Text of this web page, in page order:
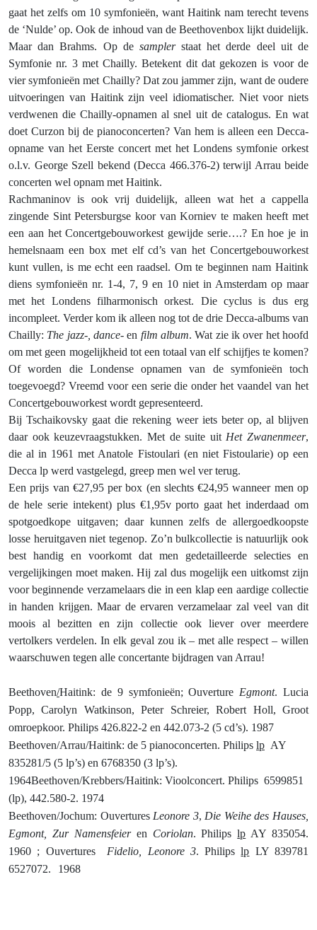
gaat het zelfs om 10 symfonieën, want Haitink nam terecht tevens
de ‘Nulde’ op. Ook de inhoud van de Beethovenbox lijkt duidelijk.
Maar dan Brahms. Op de samplerstaat het derde deel uit de
Symfonie nr. 3 met Chailly. Betekent dit dat gekozen is voor de
vier symfonieën met Chailly? Dat zou jammer zijn, want de oudere
uitvoeringen van Haitink zijn veel idiomatischer. Niet voor niets
verdwenen die Chailly-opnamen al snel uit de catalogus. En wat
doet Curzon bij de pianoconcerten? Van hem is alleen een Decca-
opname van het Eerste concert met het Londens symfonie orkest
o.l.v. George Szell bekend (Decca 466.376-2) terwijl Arrau beide
concerten wel opnam met Haitink.
Rachmaninov is ook vrij duidelijk, alleen wat het a cappella
zingende Sint Petersburgse koor van Korniev te maken heeft met
een aan het Concertgebouworkest gewijde serie….? En hoe je in
hemelsnaam een box met elf cd’s van het Concertgebouworkest
kunt vullen, is me echt een raadsel. Om te beginnen nam Haitink
diens symfonieën nr. 1-4, 7, 9 en 10 niet in Amsterdam op maar
met het Londens filharmonisch orkest. Die cyclus is dus erg
incompleet. Verder kom ik alleen nog tot de drie Decca-albums van
Chailly: The jazz-, dance-en film album. Wat zie ik over het hoofd
om met geen mogelijkheid tot een totaal van elf schijfjes te komen?
Of worden die Londense opnamen van de symfonieën toch
toegevoegd? Vreemd voor een serie die onder het vaandel van het
Concertgebouworkest wordt gepresenteerd.
Bij Tschaikovsky gaat die rekening weer iets beter op, al blijven
daar ook keuzevraagstukken. Met de suite uit Het Zwanenmeer,
die al in 1961 met Anatole Fistoulari (en niet Fistoularie) op een
Decca lp werd vastgelegd, greep men wel ver terug.
Een prijs van €27,95 per box (en slechts €24,95 wanneer men op
de hele serie intekent) plus €1,95v porto gaat het inderdaad om
spotgoedkope uitgaven; daar kunnen zelfs de allergoedkoopste
losse heruitgaven niet tegenop. Zo’n bulkcollectie is natuurlijk ook
best handig en voorkomt dat men gedetailleerde selecties en
vergelijkingen moet maken. Hij zal dus mogelijk een uitkomst zijn
voor beginnende verzamelaars die in een klap een aardige collectie
in handen krijgen. Maar de ervaren verzamelaar zal veel van dit
moois al bezitten en zijn collectie ook liever over meerdere
vertolkers verdelen. In elk geval zou ik – met alle respect – willen
waarschuwen tegen alle concertante bijdragen van Arrau!
Beethoven/Haitink: de 9 symfonieën; Ouverture Egmont. Lucia
Popp, Carolyn Watkinson, Peter Schreier, Robert Holl, Groot
omroepkoor. Philips 426.822-2 en 442.073-2 (5 cd’s). 1987
Beethoven/Arrau/Haitink: de 5 pianoconcerten. Philips lp AY
835281/5 (5 lp’s) en 6768350 (3 lp’s).
1964Beethoven/Krebbers/Haitink: Vioolconcert. Philips 6599851
(lp), 442.580-2. 1974
Beethoven/Jochum: Ouvertures Leonore 3, Die Weihe des Hauses,
Egmont, Zur Namensfeier en Coriolan. Philipslp AY 835054.
1960 ; Ouvertures
Fidelio, Leonore 3. Philipslp LY 839781
6527072. 1968